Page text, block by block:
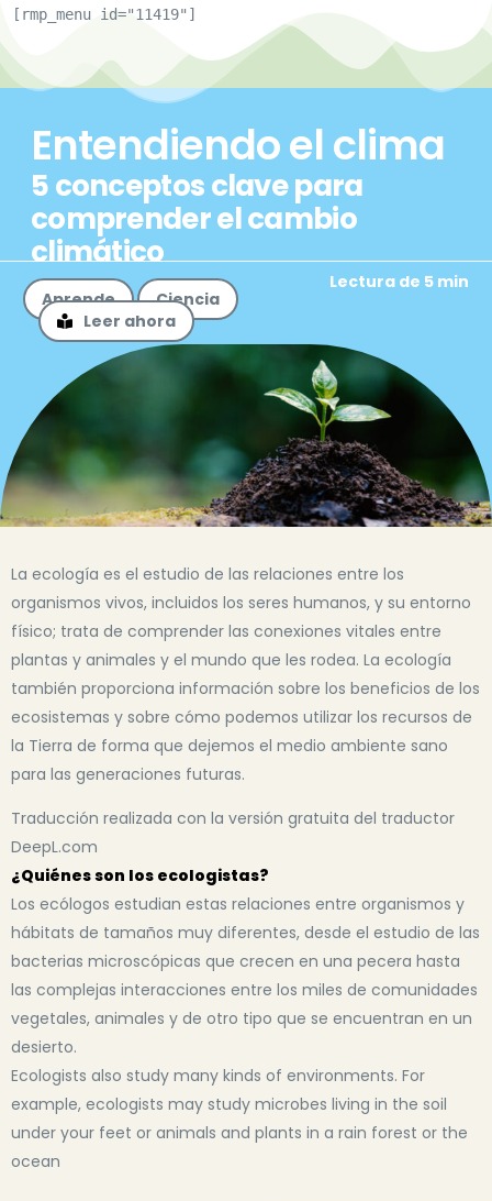
[rmp_menu id="11419"]
Entendiendo el clima
5 conceptos clave para
comprender el cambio
climático
Aprende Ciencia
Lectura de 5 min
Leer ahora
La ecología es el estudio de las relaciones entre los
organismos vivos, incluidos los seres humanos, y su entorno
físico; trata de comprender las conexiones vitales entre
plantas y animales y el mundo que les rodea. La ecología
también proporciona información sobre los beneficios de los
ecosistemas y sobre cómo podemos utilizar los recursos de
la Tierra de forma que dejemos el medio ambiente sano
para las generaciones futuras.
Traducción realizada con la versión gratuita del traductor
DeepL.com
¿Quiénes son los ecologistas?
Los ecólogos estudian estas relaciones entre organismos y
hábitats de tamaños muy diferentes, desde el estudio de las
bacterias microscópicas que crecen en una pecera hasta
las complejas interacciones entre los miles de comunidades
vegetales, animales y de otro tipo que se encuentran en un
desierto.
Ecologists also study many kinds of environments. For
example, ecologists may study microbes living in the soil
under your feet or animals and plants in a rain forest or the
ocean